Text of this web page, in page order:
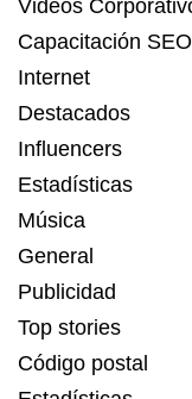
Videos
Capacitación SEO
Internet
Destacados
Influencers
Estadísticas
Música
General
Publicidad
Top stories
Código postal